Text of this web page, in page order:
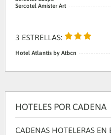
Sercotel Amister Art
3 ESTRELLAS:
Hotel Atlantis by Atbcn
HOTELES POR CADENA
CADENAS HOTELERAS